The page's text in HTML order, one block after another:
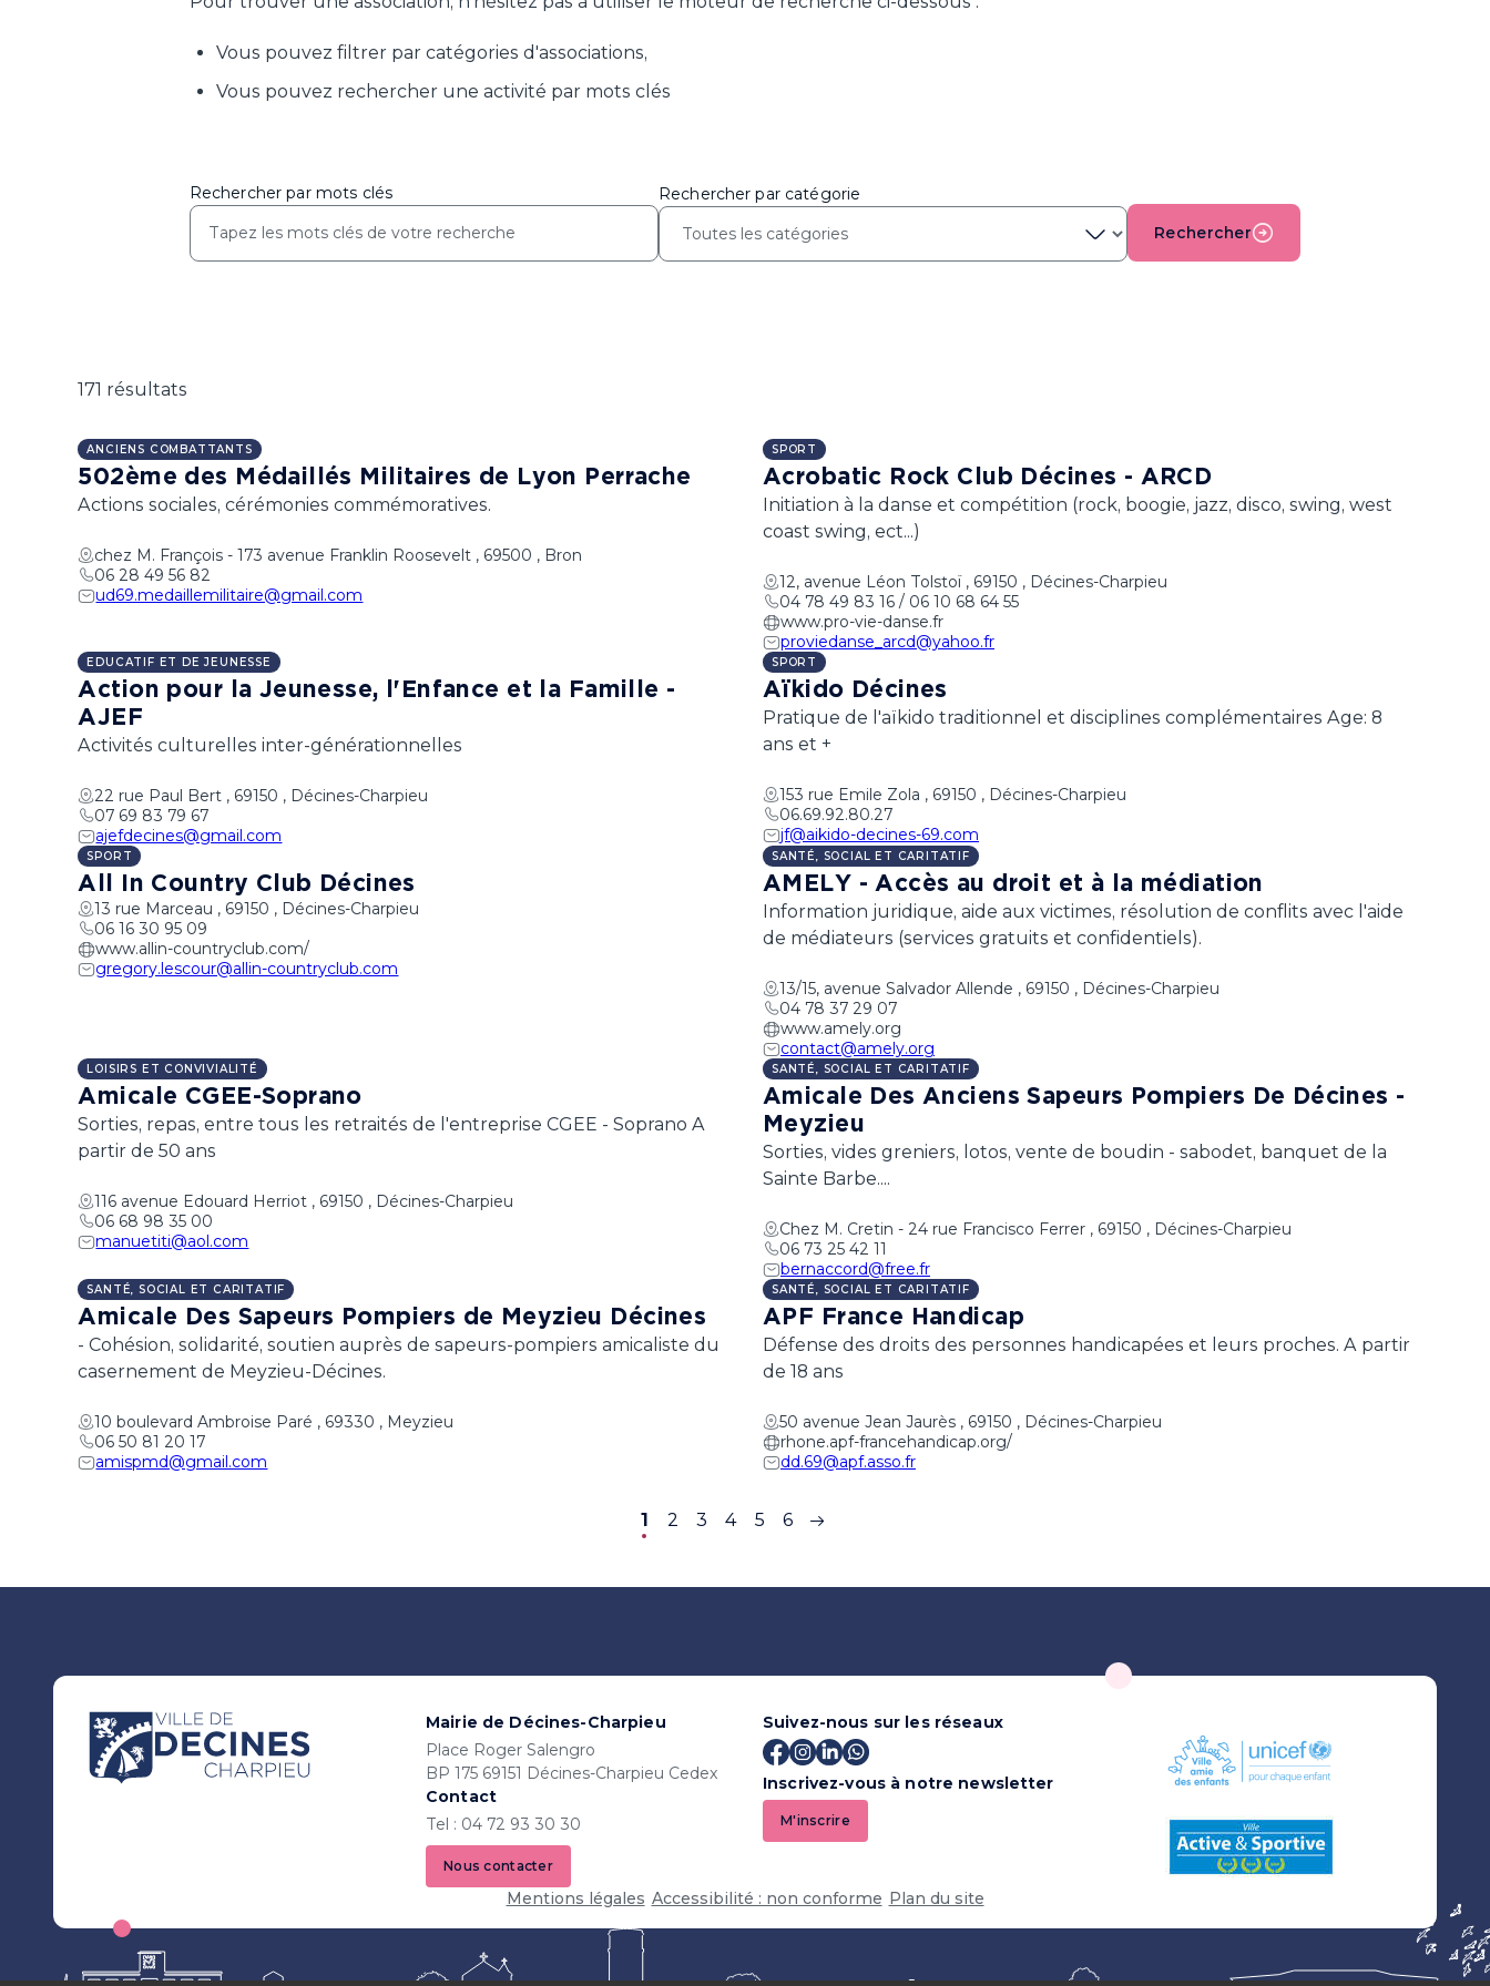
Vous pouvez filtrer par catégories d'associations,
Vous pouvez rechercher une activité par mots clés
Rechercher par mots clés
Rechercher par catégorie
Rechercher
171 résultats
502ème des Médaillés Militaires de Lyon Perrache
Actions sociales, cérémonies commémoratives.
ANCIENS COMBATTANTS
chez M. François - 173 avenue Franklin Roosevelt , 69500 , Bron
06 28 49 56 82
ud69.medaillemilitaire@gmail.com
Acrobatic Rock Club Décines - ARCD
Initiation à la danse et compétition (rock, boogie, jazz, disco, swing, west
coast swing, ect...)
SPORT
12, avenue Léon Tolstoï , 69150 , Décines-Charpieu
04 78 49 83 16 / 06 10 68 64 55
www.pro-vie-danse.fr
proviedanse_arcd@yahoo.fr
Action pour la Jeunesse, l'Enfance et la Famille -
AJEF
Activités culturelles inter-générationnelles
EDUCATIF ET DE JEUNESSE
22 rue Paul Bert , 69150 , Décines-Charpieu
07 69 83 79 67
ajefdecines@gmail.com
Aïkido Décines
Pratique de l'aïkido traditionnel et disciplines complémentaires Age: 8
ans et +
SPORT
153 rue Emile Zola , 69150 , Décines-Charpieu
06.69.92.80.27
jf@aikido-decines-69.com
All In Country Club Décines
SPORT
13 rue Marceau , 69150 , Décines-Charpieu
06 16 30 95 09
www.allin-countryclub.com/
gregory.lescour@allin-countryclub.com
AMELY - Accès au droit et à la médiation
Information juridique, aide aux victimes, résolution de conflits avec l'aide
de médiateurs (services gratuits et confidentiels).
SANTÉ, SOCIAL ET CARITATIF
13/15, avenue Salvador Allende , 69150 , Décines-Charpieu
04 78 37 29 07
www.amely.org
contact@amely.org
Amicale CGEE-Soprano
Sorties, repas, entre tous les retraités de l'entreprise CGEE - Soprano A
partir de 50 ans
LOISIRS ET CONVIVIALITÉ
116 avenue Edouard Herriot , 69150 , Décines-Charpieu
06 68 98 35 00
manuetiti@aol.com
Amicale Des Anciens Sapeurs Pompiers De Décines -
Meyzieu
Sorties, vides greniers, lotos, vente de boudin - sabodet, banquet de la
Sainte Barbe....
SANTÉ, SOCIAL ET CARITATIF
Chez M. Cretin - 24 rue Francisco Ferrer , 69150 , Décines-Charpieu
06 73 25 42 11
bernaccord@free.fr
Amicale Des Sapeurs Pompiers de Meyzieu Décines
- Cohésion, solidarité, soutien auprès de sapeurs-pompiers amicaliste du
casernement de Meyzieu-Décines.
SANTÉ, SOCIAL ET CARITATIF
10 boulevard Ambroise Paré , 69330 , Meyzieu
06 50 81 20 17
amispmd@gmail.com
APF France Handicap
Défense des droits des personnes handicapées et leurs proches. A partir
de 18 ans
SANTÉ, SOCIAL ET CARITATIF
50 avenue Jean Jaurès , 69150 , Décines-Charpieu
rhone.apf-francehandicap.org/
dd.69@apf.asso.fr
1 2 3 4 5
6
Mairie de Décines-Charpieu
Place Roger Salengro
BP 175 69151 Décines-Charpieu Cedex
Contact
Tel : 04 72 93 30 30
Nous contacter
Suivez-nous sur les réseaux
Inscrivez-vous à notre newsletter
M'inscrire
Mentions légales Accessibilité : non conforme Plan du site